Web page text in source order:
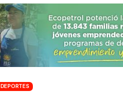
DEPORTES